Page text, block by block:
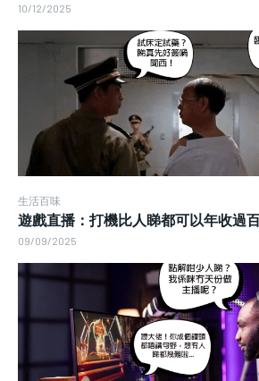
10/12/2025
生活百味
遊戲直播：打機比人睇都可以年收過
09/09/2025